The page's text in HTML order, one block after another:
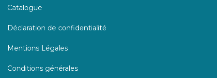
Catalogue
Déclaration de confidentialité
Mentions Légales
Conditions générales